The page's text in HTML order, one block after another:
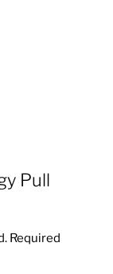
Pull
Required